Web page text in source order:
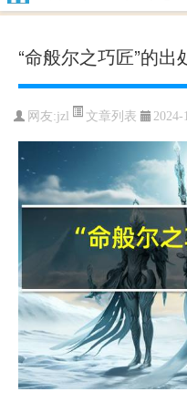
“命般尔之巧匠”的出
网友:jzl 文章列表 2024-